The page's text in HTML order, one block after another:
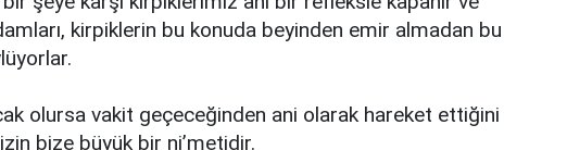
kirpiklerin bu konuda beyinden emir almadan bu
olursa vakit geçeceğinden ani olarak hareket ettiğini
bize büyük bir ni’metidir.